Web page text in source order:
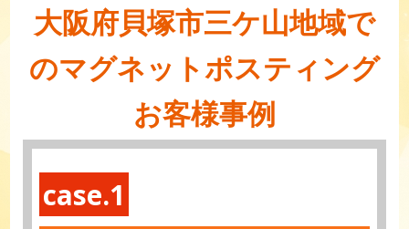
大阪府貝塚市三ケ山地域で
のマグネットポスティング
お客様事例
case.1